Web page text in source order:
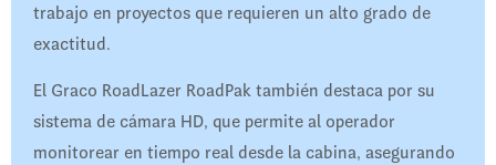
trabajo en proyectos que requieren un alto grado de
exactitud.
El Graco RoadLazer RoadPak también destaca por su
sistema de cámara HD, que permite al operador
monitorear en tiempo real desde la cabina, asegurando